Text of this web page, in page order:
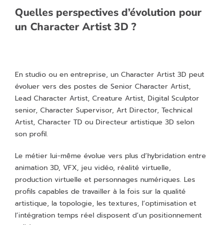
Quelles perspectives d’évolution pour
un Character Artist 3D ?
En studio ou en entreprise, un Character Artist 3D peut
évoluer vers des postes de Senior Character Artist,
Lead Character Artist, Creature Artist, Digital Sculptor
senior, Character Supervisor, Art Director, Technical
Artist, Character TD ou Directeur artistique 3D selon
son profil.
Le métier lui-même évolue vers plus d’hybridation entre
animation 3D, VFX, jeu vidéo, réalité virtuelle,
production virtuelle et personnages numériques. Les
profils capables de travailler à la fois sur la qualité
artistique, la topologie, les textures, l’optimisation et
l’intégration temps réel disposent d’un positionnement